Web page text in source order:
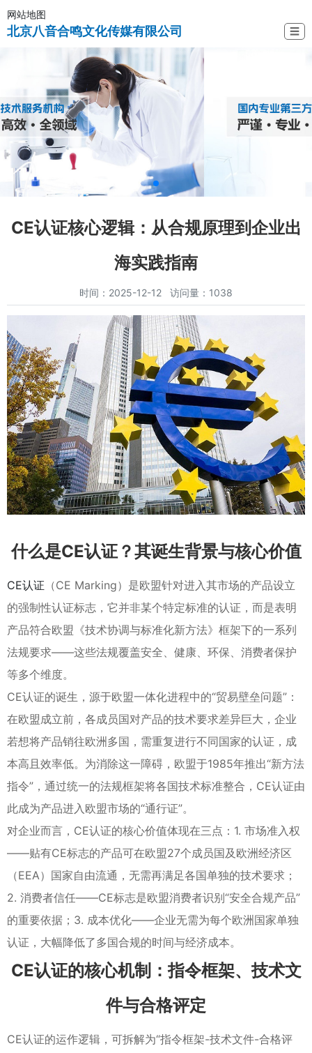
网站地图
北京八音合鸣文化传媒有限公司 ☰
CE认证核心逻辑：从合规原理到企业出
海实践指南
时间：2025-12-12 访问量：1038
什么是CE认证？其诞生背景与核心价值
CE认证 （CE Marking）是欧盟针对进入其市场的产品设立
的强制性认证标志，它并非某个特定标准的认证，而是表明
产品符合欧盟《技术协调与标准化新方法》框架下的一系列
法规要求——这些法规覆盖安全、健康、环保、消费者保护
等多个维度。
CE认证的诞生，源于欧盟一体化进程中的“贸易壁垒问题”：
在欧盟成立前，各成员国对产品的技术要求差异巨大，企业
若想将产品销往欧洲多国，需重复进行不同国家的认证，成
本高且效率低。为消除这一障碍，欧盟于1985年推出“新方法
指令”，通过统一的法规框架将各国技术标准整合，CE认证由
此成为产品进入欧盟市场的“通行证”。
对企业而言，CE认证的核心价值体现在三点：1. 市场准入权
——贴有CE标志的产品可在欧盟27个成员国及欧洲经济区
（EEA）国家自由流通，无需再满足各国单独的技术要求；
2. 消费者信任——CE标志是欧盟消费者识别“安全合规产品”
的重要依据；3. 成本优化——企业无需为每个欧洲国家单独
认证，大幅降低了多国合规的时间与经济成本。
CE认证的核心机制：指令框架、技术文
件与合格评定
CE认证的运作逻辑，可拆解为“指令框架-技术文件-合格评